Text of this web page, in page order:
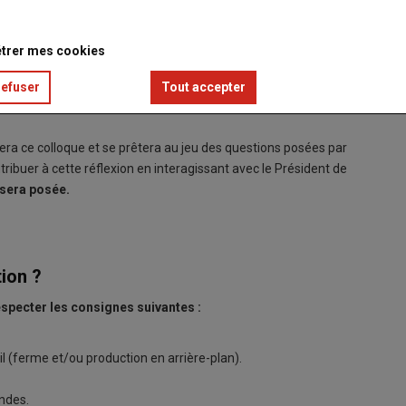
désastreuses engendrées, le sujet de la souveraineté
ce colloque et se prêtera au jeu des questions posées par
à cette réflexion en interagissant avec le Président de
posée.
?
les consignes suivantes :
(ferme et/ou production en arrière-plan).
mes cookies
Tout accepter